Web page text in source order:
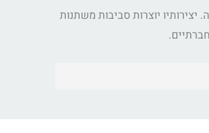
יצירותיו יוצרות סביבות משתנות